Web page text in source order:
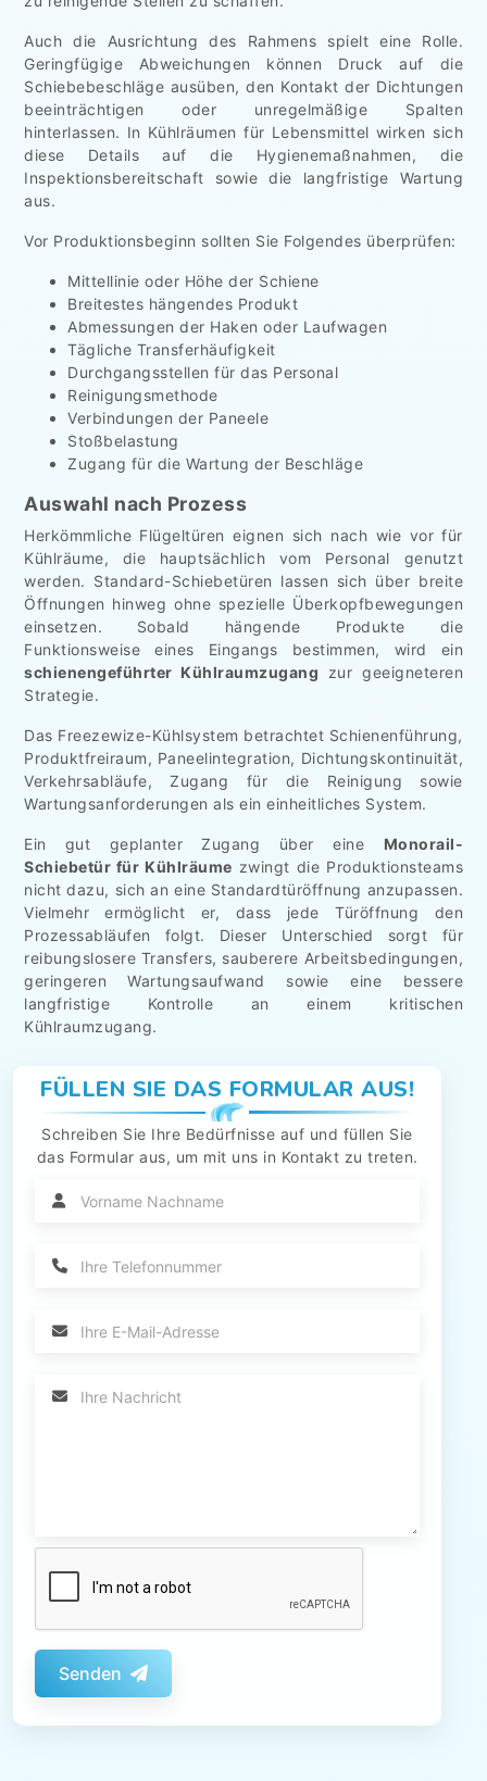
Auch die Ausrichtung des Rahmens spielt eine Rolle.
Geringfügige Abweichungen können Druck auf die
Schiebebeschläge ausüben, den Kontakt der Dichtungen
beeinträchtigen oder unregelmäßige Spalten
hinterlassen. In Kühlräumen für Lebensmittel wirken sich
diese Details auf die Hygienemaßnahmen, die
Inspektionsbereitschaft sowie die langfristige Wartung
aus.
Vor Produktionsbeginn sollten Sie Folgendes überprüfen:
Mittellinie oder Höhe der Schiene
Breitestes hängendes Produkt
Abmessungen der Haken oder Laufwagen
Tägliche Transferhäufigkeit
Durchgangsstellen für das Personal
Reinigungsmethode
Verbindungen der Paneele
Stoßbelastung
Zugang für die Wartung der Beschläge
Auswahl nach Prozess
Herkömmliche Flügeltüren eignen sich nach wie vor für
Kühlräume, die hauptsächlich vom Personal genutzt
werden. Standard-Schiebetüren lassen sich über breite
Öffnungen hinweg ohne spezielle Überkopfbewegungen
einsetzen. Sobald hängende Produkte die
Funktionsweise eines Eingangs bestimmen, wird ein
schienengeführter Kühlraumzugang zur geeigneteren
Strategie.
Das Freezewize-Kühlsystem betrachtet Schienenführung,
Produktfreiraum, Paneelintegration, Dichtungskontinuität,
Verkehrsabläufe, Zugang für die Reinigung sowie
Wartungsanforderungen als ein einheitliches System.
Ein gut geplanter Zugang über eine Monorail-
Schiebetür für Kühlräume zwingt die Produktionsteams
nicht dazu, sich an eine Standardtüröffnung anzupassen.
Vielmehr ermöglicht er, dass jede Türöffnung den
Prozessabläufen folgt. Dieser Unterschied sorgt für
reibungslosere Transfers, sauberere Arbeitsbedingungen,
geringeren Wartungsaufwand sowie eine bessere
langfristige Kontrolle an einem kritischen
Kühlraumzugang.
FÜLLEN SIE DAS FORMULAR AUS!
Schreiben Sie Ihre Bedürfnisse auf und füllen Sie
das Formular aus, um mit uns in Kontakt zu treten.
Senden